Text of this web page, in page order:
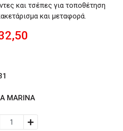
και τσέπες για τοποθέτηση
και μεταφορά.
MARINA